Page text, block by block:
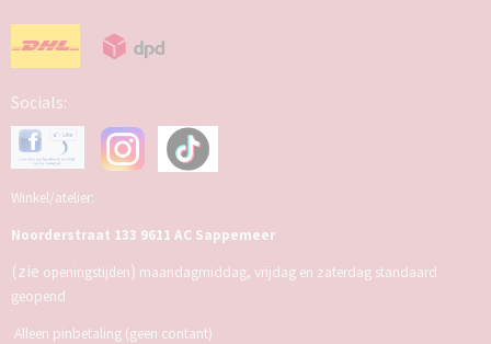
Socials:
Winkel/atelier:
Noorderstraat 133 9611 AC Sappemeer
(zie openingstijden) maandagmiddag, vrijdag en zaterdag standaard
geopend
Alleen pinbetaling (geen contant)